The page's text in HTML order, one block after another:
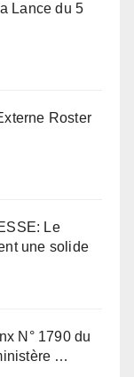
Lance du 5
Roster
Le
une solide
N° 1790 du
…